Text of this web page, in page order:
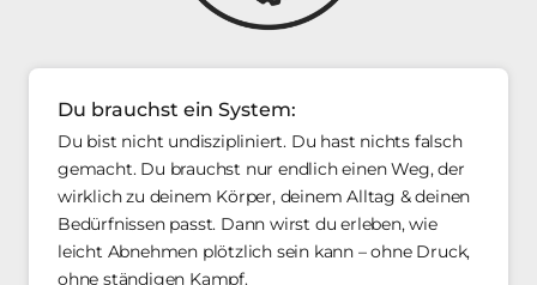
Du brauchst ein System:
Du bist nicht undiszipliniert. Du hast nichts falsch
gemacht. Du brauchst nur endlich einen Weg, der
wirklich zu deinem Körper, deinem Alltag & deinen
Bedürfnissen passt. Dann wirst du erleben, wie
leicht Abnehmen plötzlich sein kann – ohne Druck,
ohne ständigen Kampf.